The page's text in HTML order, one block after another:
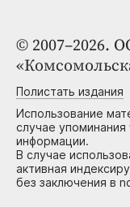
© 2007–2026.
Полистать издания
Использование
случае упоминания
информации.
В случае
активная
без заключения в